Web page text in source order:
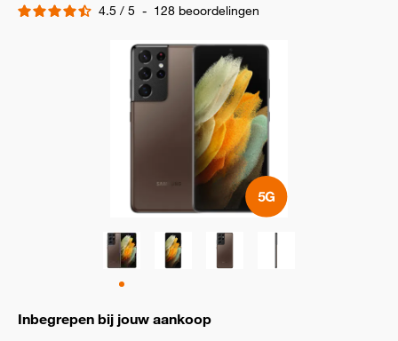
4.5 / 5 - 128 beoordelingen
Inbegrepen bij jouw aankoop